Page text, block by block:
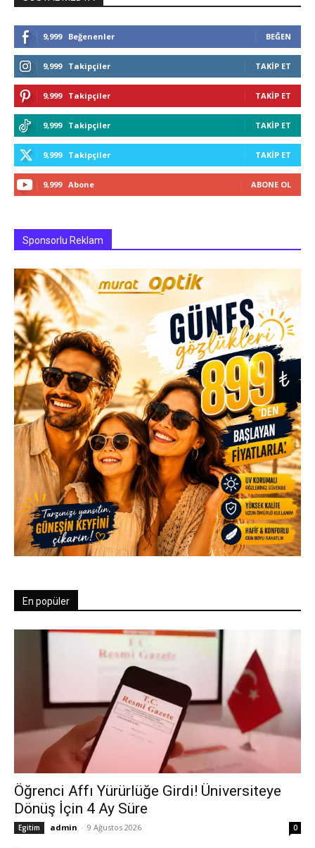
9,999 Beğenenler BEĞEN
9,999 Takipçiler TAKIP ET
9,999 Takipçiler TAKIP ET
9,999 Takipçiler TAKIP ET
9,999 Takipçiler TAKIP ET
9,999 Abone ABONE OL
Sponsorlu Reklam
En popüler
Öğrenci Affı Yürürlüğe Girdi! Üniversiteye
Dönüş İçin 4 Ay Süre
Egitim admin - 9 Ağustos 2026 0